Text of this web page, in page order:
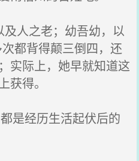
人之老；幼吾幼，以
都背得颠三倒四，还
实际上，她早就知道这
获得。
是经历生活起伏后的